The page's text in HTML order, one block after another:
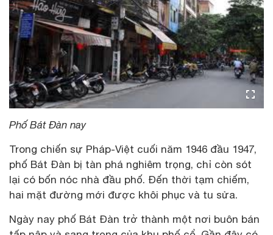
Phố Bát Đàn nay
Trong chiến sự Pháp-Việt cuối năm 1946 đầu 1947,
phố Bát Đàn bị tàn phá nghiêm trọng, chỉ còn sót
lại có bốn nóc nhà đầu phố. Đến thời tạm chiếm,
hai mặt đường mới được khôi phục và tu sửa.
Ngày nay phố Bát Đàn trở thành một nơi buôn bán